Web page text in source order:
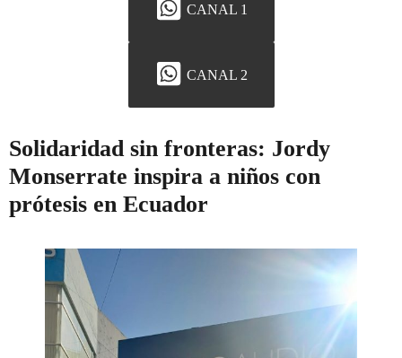
CANAL 1
CANAL 2
Solidaridad sin fronteras: Jordy
Monserrate inspira a niños con
prótesis en Ecuador